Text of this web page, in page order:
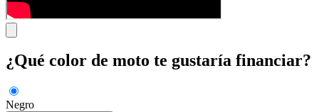
¿Qué color de moto te gustaría financiar?
Negro